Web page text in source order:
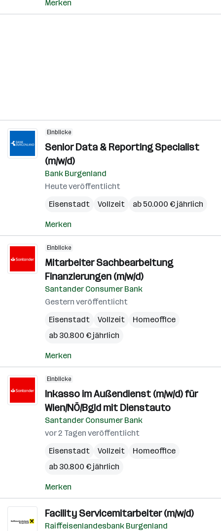
Merken
Einblicke
Senior Data & Reporting Specialist
(m/w/d)
Bank Burgenland
Heute veröffentlicht
Eisenstadt
Vollzeit ab 50.000 € jährlich
Merken
Einblicke
Mitarbeiter Sachbearbeitung
Finanzierungen (m/w/d)
Santander Consumer Bank
Gestern veröffentlicht
Eisenstadt
Vollzeit
Homeoffice
ab 30.800 € jährlich
Merken
Einblicke
Inkasso im Außendienst (m/w/d) für
Wien/NÖ/Bgld mit Dienstauto
Santander Consumer Bank
vor 2 Tagen veröffentlicht
Eisenstadt
Vollzeit
Homeoffice
ab 30.800 € jährlich
Merken
Facility Servicemitarbeiter (m/w/d)
Raiffeisenlandesbank Burgenland